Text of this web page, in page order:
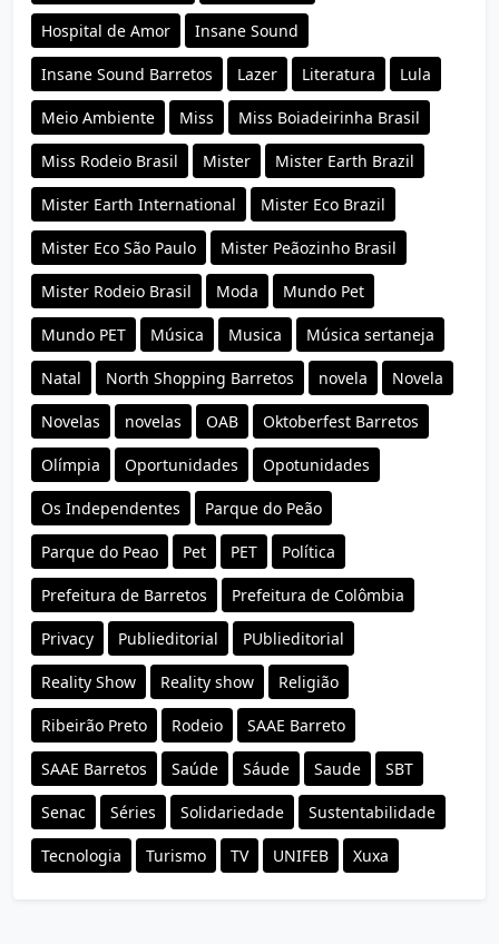
Hospital de Amor Insane Sound
Insane Sound Barretos Lazer Literatura Lula
Meio Ambiente Miss Miss Boiadeirinha Brasil
Miss Rodeio Brasil Mister Mister Earth Brazil
Mister Earth International Mister Eco Brazil
Mister Eco São Paulo Mister Peãozinho Brasil
Mister Rodeio Brasil Moda Mundo Pet
Mundo PET Música Musica Música sertaneja
Natal North Shopping Barretos novela Novela
Novelas novelas OAB Oktoberfest Barretos
Olímpia Oportunidades Opotunidades
Os Independentes Parque do Peão
Parque do Peao Pet PET Política
Prefeitura de Barretos Prefeitura de Colômbia
Privacy Publieditorial PUblieditorial
Reality Show Reality show Religião
Ribeirão Preto Rodeio SAAE Barreto
SAAE Barretos Saúde Sáude Saude SBT
Senac Séries Solidariedade Sustentabilidade
Tecnologia Turismo TV UNIFEB Xuxa